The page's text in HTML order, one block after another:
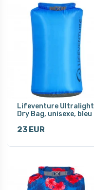
Lifeventure Ultralight
Dry Bag, unisexe, bleu
23 EUR